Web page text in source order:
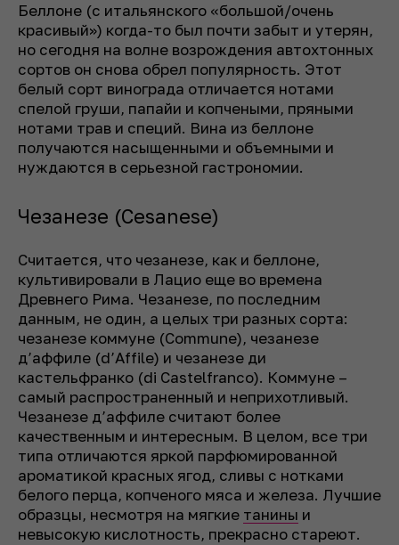
Беллоне (с итальянского «большой/очень
красивый») когда-то был почти забыт и утерян,
но сегодня на волне возрождения автохтонных
сортов он снова обрел популярность. Этот
белый сорт винограда отличается нотами
спелой груши, папайи и копчеными, пряными
нотами трав и специй. Вина из беллоне
получаются насыщенными и объемными и
нуждаются в серьезной гастрономии.
Чезанезе (Cesanese)
Считается, что чезанезе, как и беллоне,
культивировали в Лацио еще во времена
Древнего Рима. Чезанезе, по последним
данным, не один, а целых три разных сорта:
чезанезе коммуне (Commune), чезанезе
д’аффиле (d’Affile) и чезанезе ди
кастельфранко (di Castelfranco). Коммуне –
самый распространенный и неприхотливый.
Чезанезе д’аффиле считают более
качественным и интересным. В целом, все три
типа отличаются яркой парфюмированной
ароматикой красных ягод, сливы с нотками
белого перца, копченого мяса и железа. Лучшие
образцы, несмотря на мягкие танины и
невысокую кислотность, прекрасно стареют.